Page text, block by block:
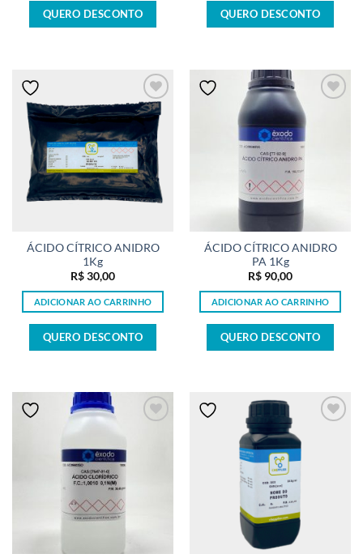
QUERO DESCONTO QUERO DESCONTO
ÁCIDO CÍTRICO ANIDRO
1Kg
R$30,00
ADICIONAR AO CARRINHO
QUERO DESCONTO
ÁCIDO CÍTRICO ANIDRO
PA 1Kg
R$ 90,00
ADICIONAR AO CARRINHO
QUERO DESCONTO